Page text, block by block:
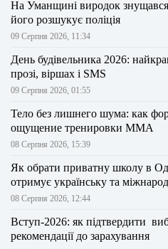
На Уманщині виродок
його розшукує поліція
09 Серпня 2026, 11:34
День будівельника 2026:
прозі, віршах і SMS
09 Серпня 2026, 01:55
Тело без лишнего шума: как
ощущение тренировки ММА
08 Серпня 2026, 15:39
Як обрати приватну школу в
отримує українську та
08 Серпня 2026, 12:44
Вступ-2026: як підтвердити
рекомендації до зарахування